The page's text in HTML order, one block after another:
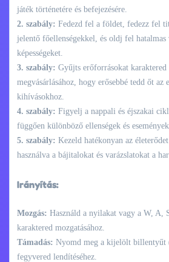
játék történetére és befejezésére.
2. szabály: Fedezd fel a földet, fedezz fel
jelentő főellenségekkel, és oldj fel hatalmas
képességeket.
3. szabály: Gyűjts erőforrásokat karaktered
megvásárlásához, hogy erősebbé tedd őt az
kihívásokhoz.
4. szabály: Figyelj a nappali és éjszakai
függően különböző ellenségek és
5. szabály: Kezeld hatékonyan az
használva a bájitalokat és varázslatokat a
Irányítás:
Mozgás: Használd a nyilakat vagy a W, A,
karaktered mozgatásához.
Támadás: Nyomd meg a kijelölt billentyűt
fegyvered lendítéséhez.